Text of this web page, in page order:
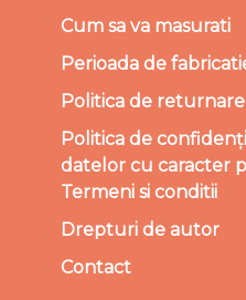
Cum sa va masurati
Perioada de
Politica de returnare
Politica de
datelor cu caracter
Termeni si conditii
Drepturi de autor
Contact